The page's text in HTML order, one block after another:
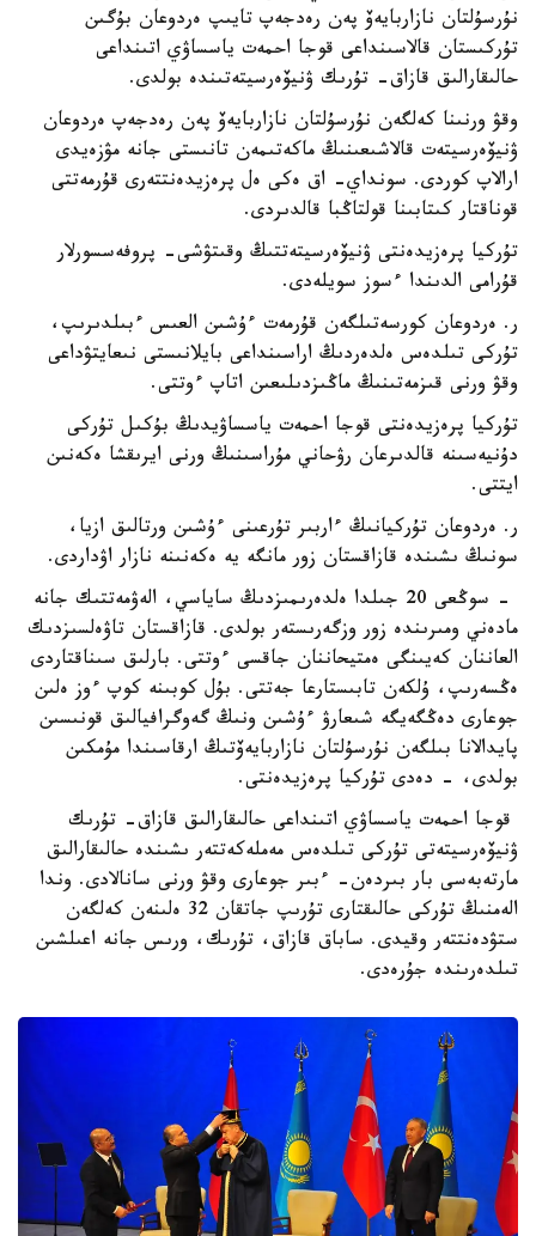
نۇرسۇلتان نازاربايەۆ پەن رەدجەپ تايىپ ەردوعان بۇگىن
تۇركىستان قالاسىنداعى قوجا احمەت ياسساۋي اتىنداعى
حالىقارالىق قازاق- تۇرىك ۋنيۆەرسيتەتىندە بولدى.
وقۋ ورنىنا كەلگەن نۇرسۇلتان نازاربايەۆ پەن رەدجەپ ەردوعان
ۋنيۆەرسيتەت قالاشىعىنىڭ ماكەتىمەن تانىستى جانە مۋزەيدى
ارالاپ كوردى. سونداي- اق ەكى ەل پرەزيدەنتتەرى قۇرمەتتى
قوناقتار كىتابىنا قولتاڭبا قالدىردى.
تۇركيا پرەزيدەنتى ۋنيۆەرسيتەتتىڭ وقىتۋشى- پروفەسسورلار
قۇرامى الدىندا ءسوز سويلەدى.
ر. ەردوعان كورسەتىلگەن قۇرمەت ءۇشىن العىس ءبىلدىرىپ،
تۇركى تىلدەس ەلدەردىڭ اراسىنداعى بايلانىستى نىعايتۋداعى
وقۋ ورنى قىزمەتىنىڭ ماڭىزدىلىعىن اتاپ ءوتتى.
تۇركيا پرەزيدەنتى قوجا احمەت ياسساۋيدىڭ بۇكىل تۇركى
دۇنيەسىنە قالدىرعان رۋحاني مۇراسىنىڭ ورنى ايرىقشا ەكەنىن
ايتتى.
ر. ەردوعان تۇركيانىڭ ءاربىر تۇرعىنى ءۇشىن ورتالىق ازيا،
سونىڭ ىشىندە قازاقستان زور مانگە يە ەكەنىنە نازار اۋداردى.
- سوڭعى 20 جىلدا ەلدەرىمىزدىڭ ساياسي، الەۋمەتتىك جانە
مادەني ومىرىندە زور وزگەرىستەر بولدى. قازاقستان تاۋەلسىزدىك
العاننان كەيىنگى ەمتيحاننان جاقسى ءوتتى. بارلىق سىناقتاردى
ەڭسەرىپ، ۇلكەن تابىستارعا جەتتى. بۇل كوبىنە كوپ ءوز ەلىن
جوعارى دەڭگەيگە شىعارۋ ءۇشىن ونىڭ گەوگرافيالىق قونىسىن
پايدالانا بىلگەن نۇرسۇلتان نازاربايەۆتىڭ ارقاسىندا مۇمكىن
بولدى، - دەدى تۇركيا پرەزيدەنتى.
قوجا احمەت ياسساۋي اتىنداعى حالىقارالىق قازاق- تۇرىك
ۋنيۆەرسيتەتى تۇركى تىلدەس مەملەكەتتەر ىشىندە حالىقارالىق
مارتەبەسى بار بىردەن- ءبىر جوعارى وقۋ ورنى سانالادى. وندا
الەمنىڭ تۇركى حالىقتارى تۇرىپ جاتقان 32 ەلىنەن كەلگەن
ستۋدەنتتەر وقيدى. ساباق قازاق، تۇرىك، ورىس جانە اعىلشىن
تىلدەرىندە جۇرەدى.